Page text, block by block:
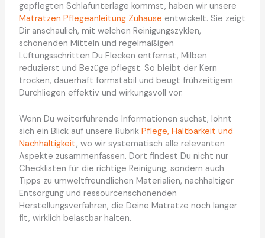
gepflegten Schlafunterlage kommst, haben wir unsere
Matratzen Pflegeanleitung Zuhause entwickelt. Sie zeigt
Dir anschaulich, mit welchen Reinigungszyklen,
schonenden Mitteln und regelmäßigen
Lüftungsschritten Du Flecken entfernst, Milben
reduzierst und Bezüge pflegst. So bleibt der Kern
trocken, dauerhaft formstabil und beugt frühzeitigem
Durchliegen effektiv und wirkungsvoll vor.
Wenn Du weiterführende Informationen suchst, lohnt
sich ein Blick auf unsere Rubrik Pflege, Haltbarkeit und
Nachhaltigkeit, wo wir systematisch alle relevanten
Aspekte zusammenfassen. Dort findest Du nicht nur
Checklisten für die richtige Reinigung, sondern auch
Tipps zu umweltfreundlichen Materialien, nachhaltiger
Entsorgung und ressourcenschonenden
Herstellungsverfahren, die Deine Matratze noch länger
fit, wirklich belastbar halten.